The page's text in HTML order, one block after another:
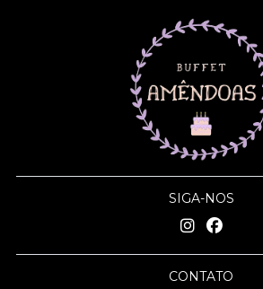
SIGA-NOS
CONTATO